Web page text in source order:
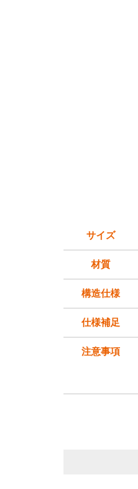
サイズ
材質
構造仕様
仕様補足
注意事項